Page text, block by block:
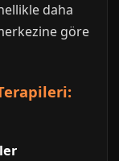
daha
göre